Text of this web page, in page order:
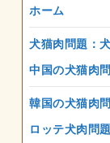
ホーム
犬猫肉問題：
中国の犬猫肉
韓国の犬猫肉
ロッテ犬肉問題